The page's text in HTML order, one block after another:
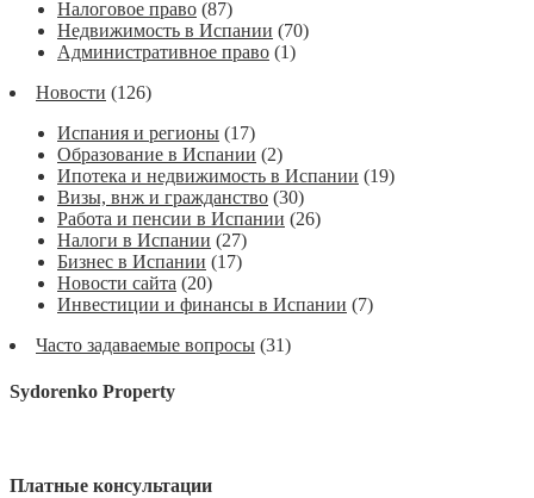
Налоговое право (87)
Недвижимость в Испании (70)
Административное право (1)
Новости (126)
Испания и регионы (17)
Образование в Испании (2)
Ипотека и недвижимость в Испании (19)
Визы, внж и гражданство (30)
Работа и пенсии в Испании (26)
Налоги в Испании (27)
Бизнес в Испании (17)
Новости сайта (20)
Инвестиции и финансы в Испании (7)
Часто задаваемые вопросы (31)
Sydorenko Property
Платные консультации